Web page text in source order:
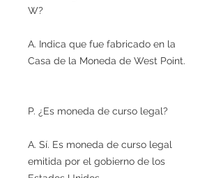
W?
A. Indica que fue fabricado en la
Casa de la Moneda de West Point.
P. ¿Es moneda de curso legal?
A. Sí. Es moneda de curso legal
emitida por el gobierno de los